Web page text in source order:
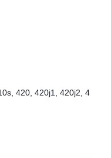
420, 420j1, 420j2, 4